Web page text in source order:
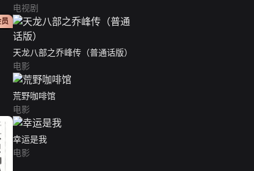
电视剧
天龙八部之乔峰传（普通话版）
电影
荒野咖啡馆
电影
幸运是我
电影